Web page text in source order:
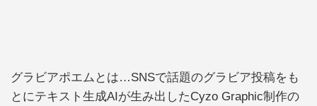
グラビアポエムとは…SNSで話題のグラビア投稿をも
とにテキスト生成AIが生み出したCyzo Graphic制作の